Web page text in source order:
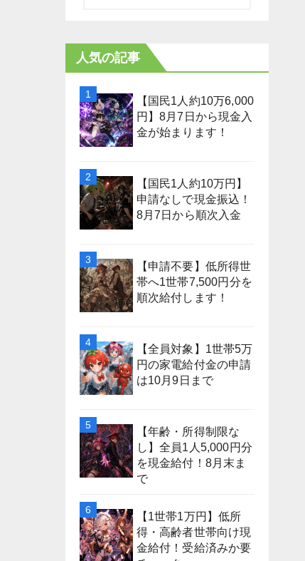
人気の記事
【国民1人約10万6,000
円】8月7日から現金入
金が始まります！
【国民1人約10万円】
申請なしで現金振込！
8月7日から順次入金
【申請不要】低所得世
帯へ1世帯7,500円分を
順次給付します！
【全員対象】1世帯5万
円の家電給付金の申請
は10月9日まで
【年齢・所得制限な
し】全員1人5,000円分
を現金給付！8月末ま
で
【1世帯1万円】低所
得・高齢者世帯向け現
金給付！受給済みか要